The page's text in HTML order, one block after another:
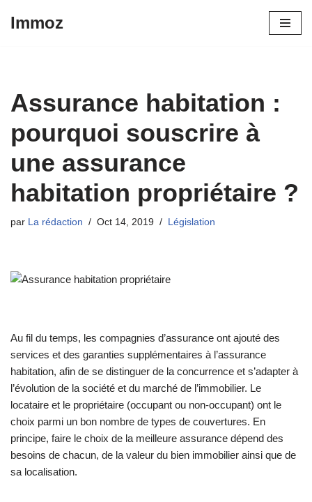
Immoz
Assurance habitation :
pourquoi souscrire à
une assurance
habitation propriétaire ?
par La rédaction Oct 14, 2019 Législation
Au fil du temps, les compagnies d’assurance ont ajouté des
services et des garanties supplémentaires à l’assurance
habitation, afin de se distinguer de la concurrence et s’adapter à
l’évolution de la société et du marché de l’immobilier. Le
locataire et le propriétaire (occupant ou non-occupant) ont le
choix parmi un bon nombre de types de couvertures. En
principe, faire le choix de la meilleure assurance dépend des
besoins de chacun, de la valeur du bien immobilier ainsi que de
sa localisation.